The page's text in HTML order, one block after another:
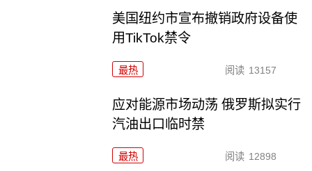
美国纽约市宣布撤销政府设备使
用TikTok禁令
最热 阅读 13157
应对能源市场动荡 俄罗斯拟实行
汽油出口临时禁
最热 阅读 12898